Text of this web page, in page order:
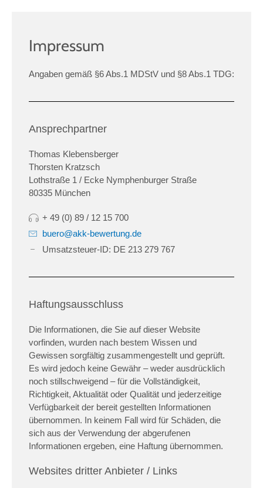
springenImpressum
Angaben gemäß §6 Abs.1 MDStV und §8 Abs.1 TDG:
Ansprechpartner
Thomas Klebensberger
Thorsten Kratzsch
Lothstraße 1 / Ecke Nymphenburger Straße
80335 München
+ 49 (0) 89 / 12 15 700
buero@akk-bewertung.de
Umsatzsteuer-ID: DE 213 279 767
Haftungsausschluss
Die Informationen, die Sie auf dieser Website
vorfinden, wurden nach bestem Wissen und
Gewissen sorgfältig zusammengestellt und geprüft.
Es wird jedoch keine Gewähr – weder ausdrücklich
noch stillschweigend – für die Vollständigkeit,
Richtigkeit, Aktualität oder Qualität und jederzeitige
Verfügbarkeit der bereit gestellten Informationen
übernommen. In keinem Fall wird für Schäden, die
sich aus der Verwendung der abgerufenen
Informationen ergeben, eine Haftung übernommen.
Websites dritter Anbieter / Links